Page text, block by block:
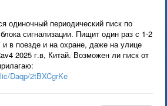
одиночный периодический писк по
сигнализации. Пищит один раз с 1-2
в поезде и на охране, даже на улице
2025 г.в, Китай. Возможен ли писк от
Daqp/2tBXCgrKe